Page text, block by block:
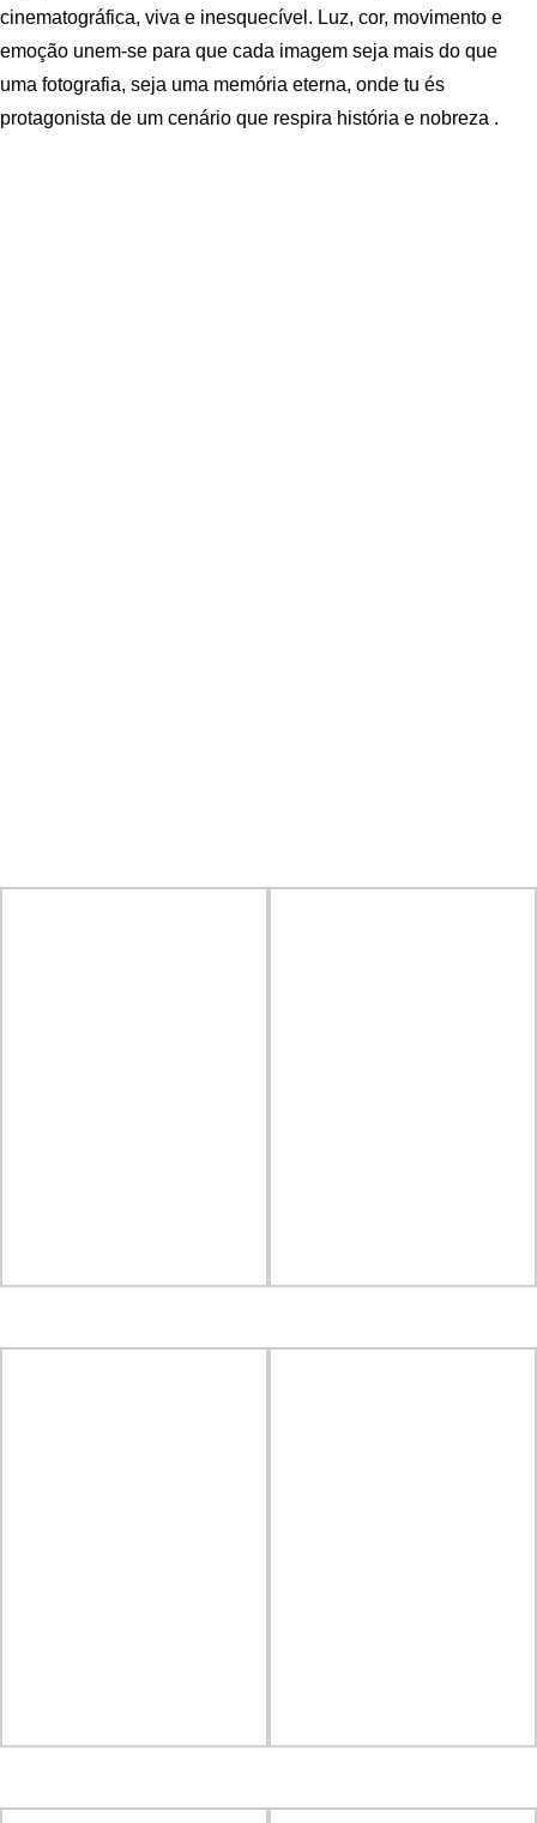
cinematográfica, viva e inesquecível. Luz, cor, movimento e
emoção unem-se para que cada imagem seja mais do que
uma fotografia, seja uma memória eterna, onde tu és
protagonista de um cenário que respira história e nobreza .